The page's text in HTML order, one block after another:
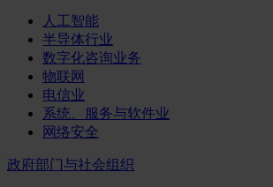
人工智能
半导体行业
数字化咨询业务
物联网
电信业
系统、服务与软件业
网络安全
政府部门与社会组织